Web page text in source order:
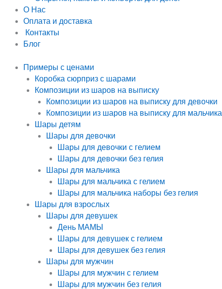
О Нас
Оплата и доставка
Контакты
Блог
Примеры с ценами
Коробка сюрприз с шарами
Композиции из шаров на выписку
Композиции из шаров на выписку для девочки
Композиции из шаров на выписку для мальчика
Шары детям
Шары для девочки
Шары для девочки с гелием
Шары для девочки без гелия
Шары для мальчика
Шары для мальчика с гелием
Шары для мальчика наборы без гелия
Шары для взрослых
Шары для девушек
День МАМЫ
Шары для девушек с гелием
Шары для девушек без гелия
Шары для мужчин
Шары для мужчин с гелием
Шары для мужчин без гелия